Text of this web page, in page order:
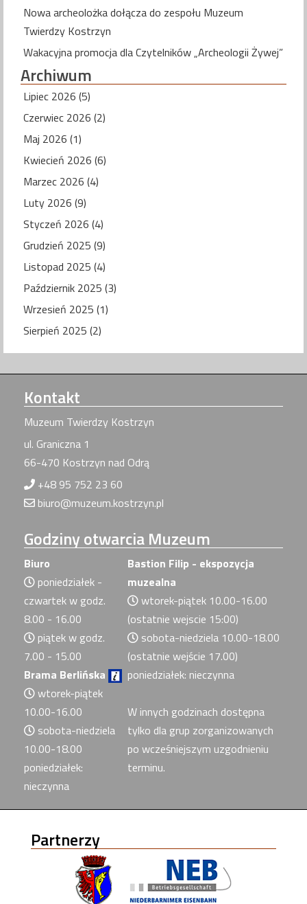
Nowa archeolożka dołącza do zespołu Muzeum
Twierdzy Kostrzyn
Wakacyjna promocja dla Czytelników „Archeologii Żywej”
Archiwum
Lipiec 2026 (5)
Czerwiec 2026 (2)
Maj 2026 (1)
Kwiecień 2026 (6)
Marzec 2026 (4)
Luty 2026 (9)
Styczeń 2026 (4)
Grudzień 2025 (9)
Listopad 2025 (4)
Październik 2025 (3)
Wrzesień 2025 (1)
Sierpień 2025 (2)
Kontakt
Muzeum Twierdzy Kostrzyn
ul. Graniczna 1
66-470 Kostrzyn nad Odrą
+48 95 752 23 60
biuro@muzeum.kostrzyn.pl
Godzinyotwarcia Muzeum
Biuro
poniedziałek -
czwartek w godz.
8.00 - 16.00
piątek w godz.
7.00 - 15.00
Brama Berlińska
wtorek-piątek
10.00-16.00
sobota-niedziela
10.00-18.00
poniedziałek:
nieczynna
Bastion Filip - ekspozycja
muzealna
wtorek-piątek 10.00-16.00
(ostatnie wejscie 15:00)
sobota-niedziela 10.00-18.00
(ostatnie wejście 17.00)
poniedziałek: nieczynna
W innych godzinach dostępna
tylko dla grup zorganizowanych
po wcześniejszym uzgodnieniu
terminu.
Partnerzy